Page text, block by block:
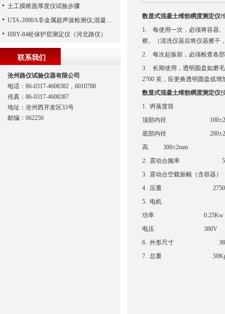
数显式混凝土维勃稠度测定仪
1. 每使用一次，必须将容器
察。（清洗仪器后将仪器擦干
2. 每次起振前，必须检查各
3. 长期使用，透明圆盘如磨毛
2700 克，应更换透明圆盘或
数显式混凝土维勃稠度测定仪
1. 坍落度筒
顶部内径
底部内径
高 300±2mm
2. 震动台频率 50
3. 震动台空载振幅（含容
4. 压重
5. 电机
功率 0.25Kw
电压 380V
6. 外形尺寸
7. 总重
土工膜糙面厚度仪试验步骤
UTA-2000A非金属超声波检测仪,混凝土超声波检测仪,非金属超声分析仪（河北路仪）
HBY-84砼保护层测定仪（河北路仪）
联系我们
沧州路仪试验仪器有限公司
电话：86-0317-4608382，6010788
传真：86-0317-4608387
地址：沧州西开发区33号
邮编：062250